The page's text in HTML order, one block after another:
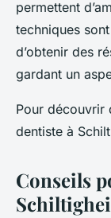
permettent
techniques
d’obtenir des
gardant un
Pour découvrir
dentiste à
Conseils